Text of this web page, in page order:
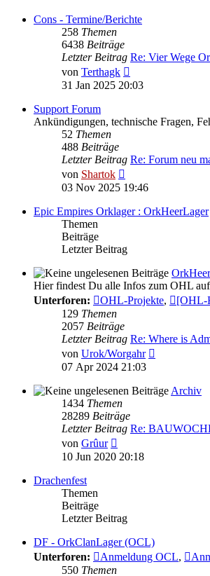
Cons - Termine/Berichte
258 Themen
6438 Beiträge
Letzter Beitrag Re: Vier Wege
von Terthagk
Beitrag
31 Jan 2025 20:03
Support Forum
Ankündigungen, technische Fragen,
52 Themen
488 Beiträge
Letzter Beitrag Re: Forum neu
von Shartok
Beitrag
03 Nov 2025 19:46
Epic Empires Orklager : OrkHeerLager
Themen
Beiträge
Letzter Beitrag
Hier findest Du alle Infos zum OHL
Unterforen:
OHL-Projekte, [OHL-
129 Themen
2057 Beiträge
Letzter Beitrag Re: Where is
von Urok/Worgahr
07 Apr 2024 21:03
Archiv
1434 Themen
28289 Beiträge
Letzter Beitrag Re:
von Grûur
Beitrag
10 Jun 2020 20:18
Drachenfest
Themen
Beiträge
Letzter Beitrag
DF - OrkClanLager (OCL)
Unterforen:
Anmeldung OCL,
550 Themen